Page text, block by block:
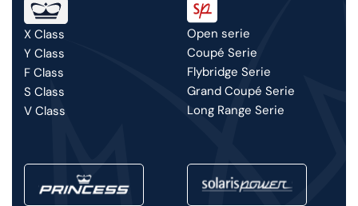
X Class
Y Class
F Class
S Class
V Class
Open serie
Coupé Serie
Flybridge Serie
Grand Coupé Serie
Long Range Serie